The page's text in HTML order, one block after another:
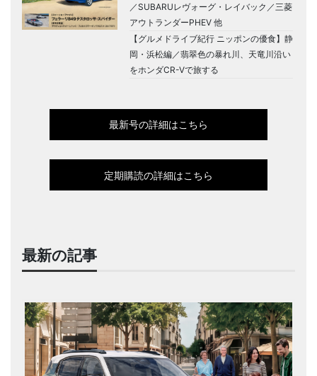
／SUBARUレヴォーグ・レイバック／三菱
アウトランダーPHEV 他
【グルメドライブ紀行 ニッポンの優食】静
岡・浜松編／翡翠色の暴れ川、天竜川沿い
をホンダCR-Vで旅する
最新号の詳細はこちら
定期購読の詳細はこちら
最新の記事